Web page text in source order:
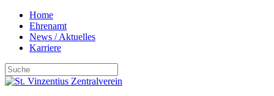
Home
Ehrenamt
News / Aktuelles
Karriere